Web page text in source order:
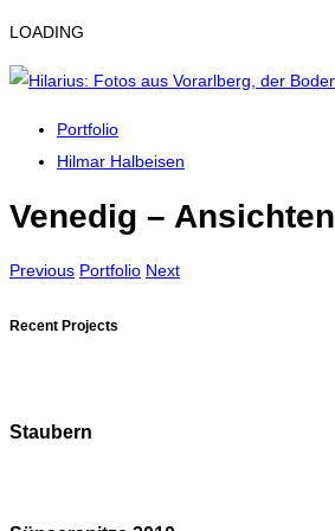
LOADING
Portfolio
Hilmar Halbeisen
Venedig – Ansichten
Previous Portfolio Next
Recent Projects
Staubern